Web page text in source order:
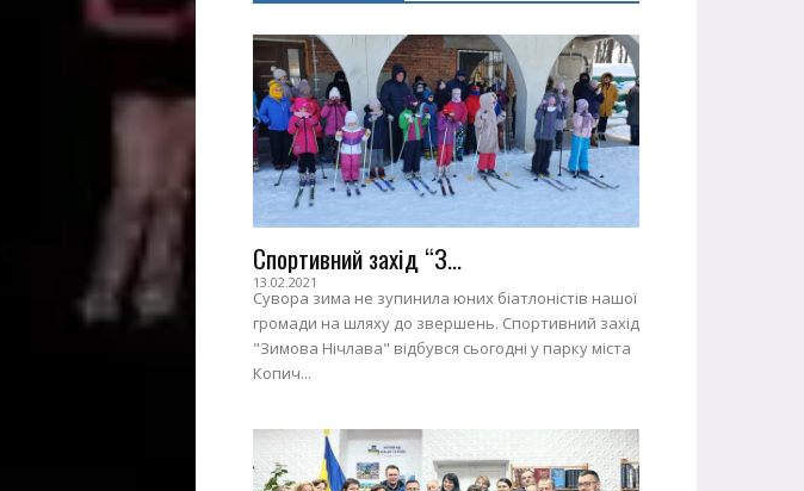
Спортивний захід “З...
13.02.2021
Сувора зима не зупинила юних біатлоністів нашої
громади на шляху до звершень. Спортивний захід
"Зимова Нічлава" відбувся сьогодні у парку міста
Копич...